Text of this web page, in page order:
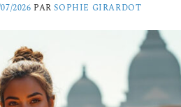
2026 PARSOPHIE GIRARDOT